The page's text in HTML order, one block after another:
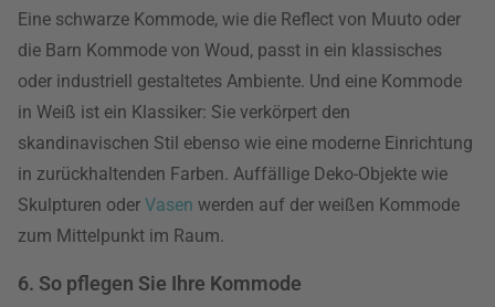
Eine schwarze Kommode, wie die Reflect von Muuto oder
die Barn Kommode von Woud, passt in ein klassisches
oder industriell gestaltetes Ambiente. Und eine Kommode
in Weiß ist ein Klassiker: Sie verkörpert den
skandinavischen Stil ebenso wie eine moderne Einrichtung
in zurückhaltenden Farben. Auffällige Deko-Objekte wie
Skulpturen oder Vasen werden auf der weißen Kommode
zum Mittelpunkt im Raum.
6. So pflegen Sie Ihre Kommode